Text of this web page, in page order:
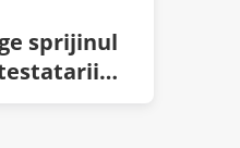
sprijinul